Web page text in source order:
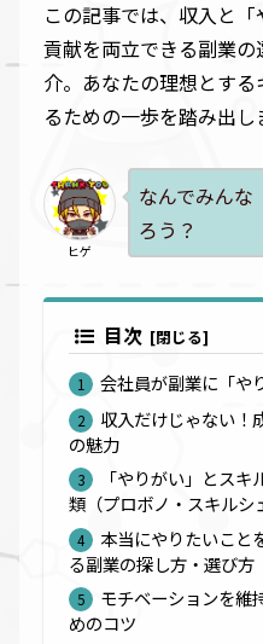
この記事では、収入と
貢献を両立できる副業
介。あなたの理想とす
るための一歩を踏み出し
ヒゲ
なんでみんな
ろう？
目次
会社員が副業に「や
収入だけじゃない！
の魅力
「やりがい」とス
類（プロボノ・スキルシ
本当にやりたいこと
る副業の探し方・選び方
モチベーションを維
めのコツ